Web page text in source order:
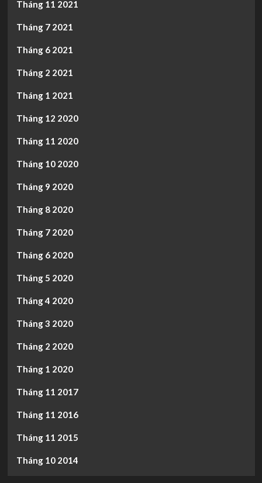
Tháng 11 2021
Tháng 7 2021
Tháng 6 2021
Tháng 2 2021
Tháng 1 2021
Tháng 12 2020
Tháng 11 2020
Tháng 10 2020
Tháng 9 2020
Tháng 8 2020
Tháng 7 2020
Tháng 6 2020
Tháng 5 2020
Tháng 4 2020
Tháng 3 2020
Tháng 2 2020
Tháng 1 2020
Tháng 11 2017
Tháng 11 2016
Tháng 11 2015
Tháng 10 2014